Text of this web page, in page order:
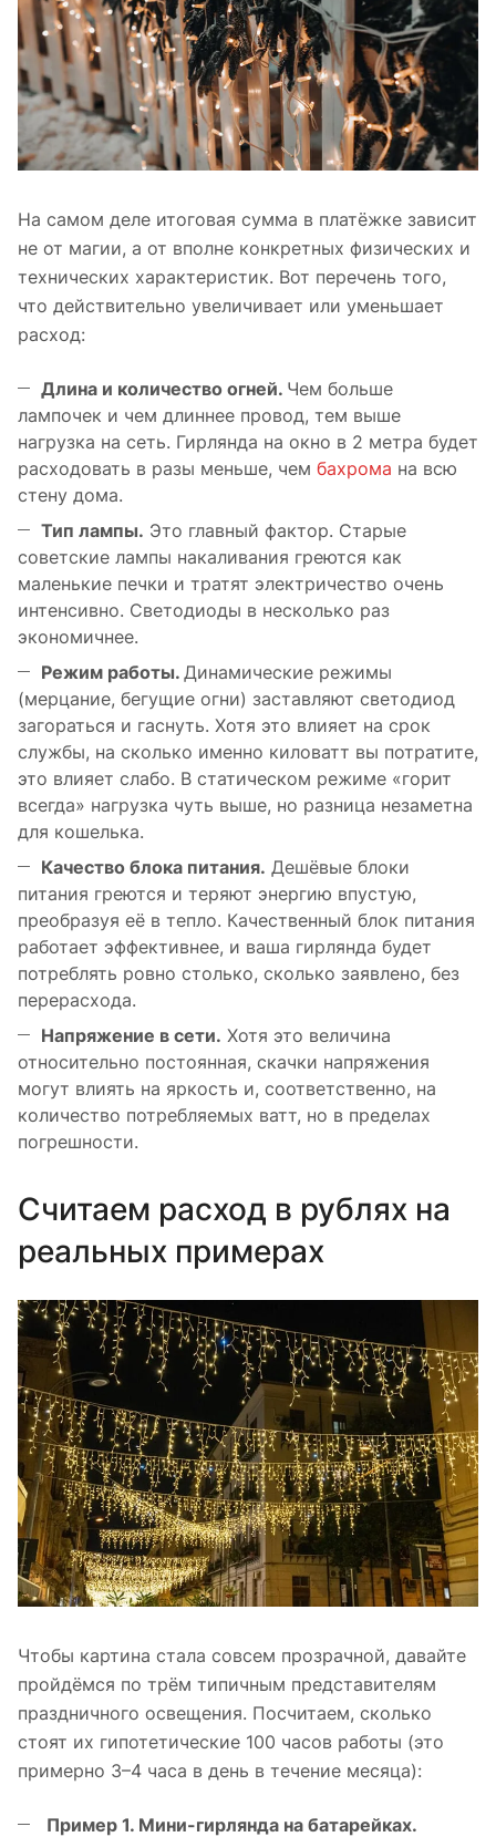
На самом деле итоговая сумма в платёжке зависит
не от магии, а от вполне конкретных физических и
технических характеристик. Вот перечень того,
что действительно увеличивает или уменьшает
расход:
Длина и количество огней. Чем больше
лампочек и чем длиннее провод, тем выше
нагрузка на сеть. Гирлянда на окно в 2 метра будет
расходовать в разы меньше, чем бахрома на всю
стену дома.
Тип лампы. Это главный фактор. Старые
советские лампы накаливания греются как
маленькие печки и тратят электричество очень
интенсивно. Светодиоды в несколько раз
экономичнее.
Режим работы. Динамические режимы
(мерцание, бегущие огни) заставляют светодиод
загораться и гаснуть. Хотя это влияет на срок
службы, на сколько именно киловатт вы потратите,
это влияет слабо. В статическом режиме «горит
всегда» нагрузка чуть выше, но разница незаметна
для кошелька.
Качество блока питания. Дешёвые блоки
питания греются и теряют энергию впустую,
преобразуя её в тепло. Качественный блок питания
работает эффективнее, и ваша гирлянда будет
потреблять ровно столько, сколько заявлено, без
перерасхода.
Напряжение в сети. Хотя это величина
относительно постоянная, скачки напряжения
могут влиять на яркость и, соответственно, на
количество потребляемых ватт, но в пределах
погрешности.
Считаем расход в рублях на
реальных примерах
Чтобы картина стала совсем прозрачной, давайте
пройдёмся по трём типичным представителям
праздничного освещения. Посчитаем, сколько
стоят их гипотетические 100 часов работы (это
примерно 3–4 часа в день в течение месяца):
Пример 1. Мини-гирлянда на батарейках.